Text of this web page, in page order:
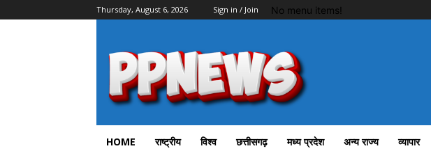
Thursday, August 6, 2026 Sign in / Join No menu items!
HOME राष्ट्रीय विश्व छत्तीसगढ़ मध्य प्रदेश अन्य राज्य व्यापार